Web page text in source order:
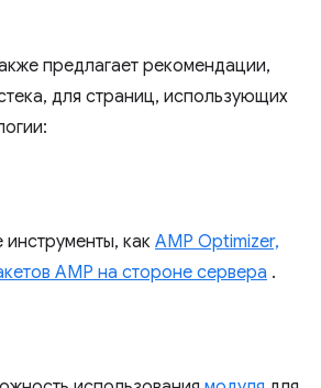
предлагает рекомендации,
для страниц, использующих
инструменты, как AMP Optimizer,
AMP на стороне сервера .